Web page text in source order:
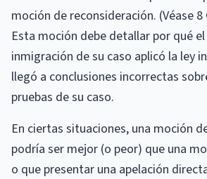
moción de reconsideración. (Véase 8
Esta moción debe detallar por qué
inmigración de su caso aplicó la ley
llegó a conclusiones incorrectas
pruebas de su caso.
En ciertas situaciones, una moción
podría ser mejor (o peor) que una
o que presentar una apelación